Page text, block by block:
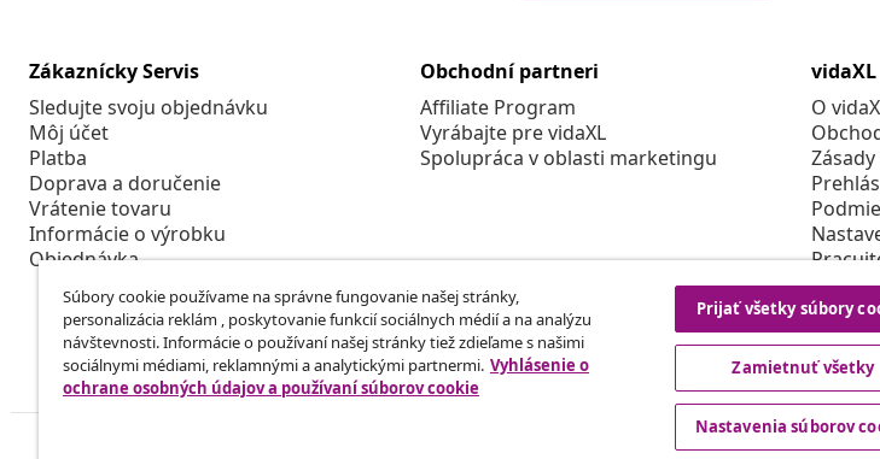
Zákaznícky Servis
Sledujte svoju objednávku
Môj účet
Platba
Doprava a doručenie
Vrátenie tovaru
Informácie o výrobku
Objednávka
Obchodní partneri
Affiliate Program
Vyrábajte pre vidaXL
Spolupráca v oblasti marketingu
vidaXL
O
Súbory cookie používame na správne fungovanie našej stránky,
personalizácia reklám , poskytovanie funkcií sociálnych médií a na analýzu
návštevnosti. Informácie o používaní našej stránky tiež zdieľame s našimi
sociálnymi médiami, reklamnými a analytickými partnermi. Vyhlásenie o
ochrane osobných údajov a používaní súborov cookie
Prijať všetky súbory
Zamietnuť všetky
Nastavenia súborov